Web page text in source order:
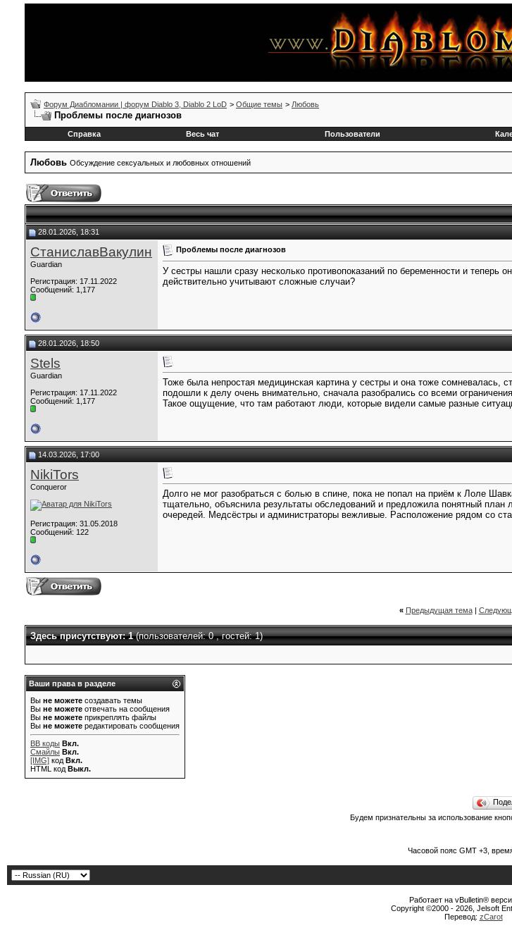
Форум Диабломании | форум Diablo 3, Diablo 2 LoD > Общие темы > Любовь
Проблемы после диагнозов
Справка
Весь чат Пользователи
Любовь Обсуждение сексуальных и любовных отношений
28.01.2026, 18:31
СтаниславВакулин
Guardian
Регистрация: 17.11.2022
Сообщений: 1,177
Проблемы после диагнозов
У сестры нашли сразу несколько противопоказаний по беременности и теперь
действительно учитывают сложные случаи?
28.01.2026, 18:50
Stels
Guardian
Регистрация: 17.11.2022
Сообщений: 1,177
Тоже была непростая медицинская картина у сестры и она тоже сомневалась,
подошли к делу очень внимательно, сначала разобрались со всеми
Такое ощущение, что там работают люди, которые видели самые разные
14.03.2026, 17:00
NikiTors
Conqueror
Регистрация: 31.05.2018
Сообщений: 122
Долго не мог разобраться с болью в спине, пока не попал на приём к Лоле
тщательно, объяснила результаты обследований и предложила понятный план
очередей. Медсёстры и администраторы вежливые. Расположение рядом со
« Предыдущая тема|
Здесь присутствуют: 1(пользователей: 0 , гостей: 1)
Ваши права в разделе
Вы не можете создавать темы
Вы не можете отвечать на сообщения
Вы не можете прикреплять файлы
Вы не можете редактировать сообщения
BB коды Вкл.
Смайлы Вкл.
[IMG] код Вкл.
HTML код Выкл.
Будем признательны за использование
Часовой пояс GMT +3,
Работает на vBulletin®
Copyright ©2000 - 2026, Jelsoft
Перевод: zCarot